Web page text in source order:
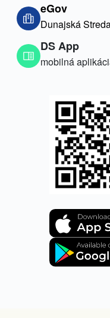
eGov
Dunajská
DS App
mobilná